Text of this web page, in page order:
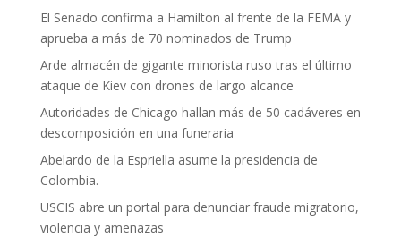
El Senado confirma a Hamilton al frente de la FEMA y
aprueba a más de 70 nominados de Trump
Arde almacén de gigante minorista ruso tras el último
ataque de Kiev con drones de largo alcance
Autoridades de Chicago hallan más de 50 cadáveres en
descomposición en una funeraria
Abelardo de la Espriella asume la presidencia de
Colombia.
USCIS abre un portal para denunciar fraude migratorio,
violencia y amenazas